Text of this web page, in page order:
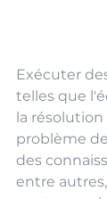
Exécuter
telles que
la
problème
des
entre